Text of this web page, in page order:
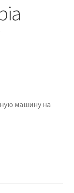
машину на